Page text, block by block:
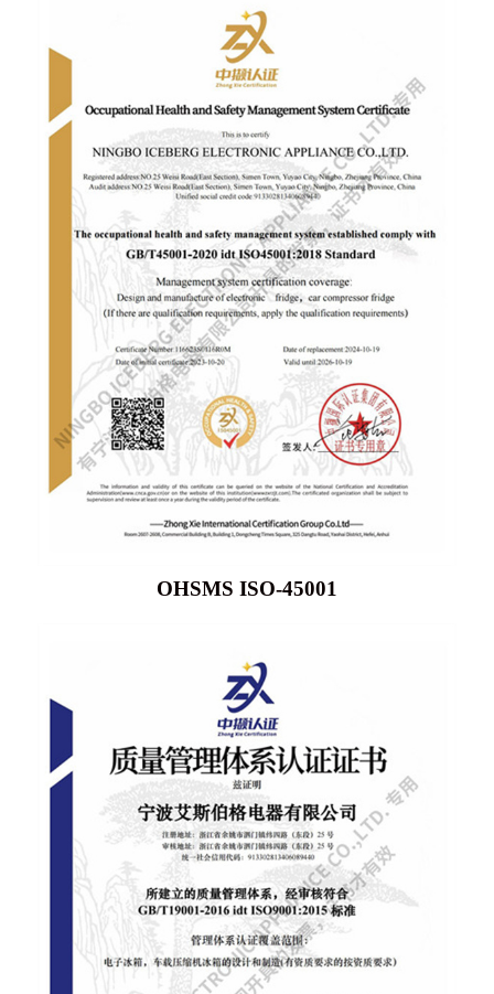
OHSMS ISO-45001